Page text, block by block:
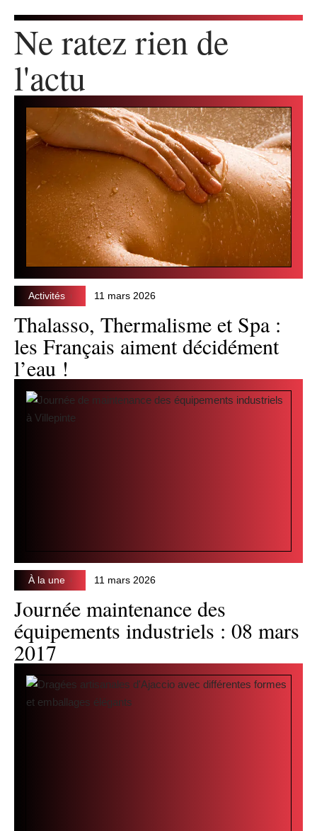
Ne ratez rien de
l'actu
Activités 11 mars 2026
Thalasso, Thermalisme et Spa :
les Français aiment décidément
l’eau !
À la une 11 mars 2026
Journée maintenance des
équipements industriels : 08 mars
2017